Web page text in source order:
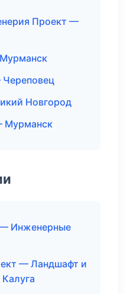
Проект —
Новгород
Мурманск
Инженерные
— Ландшафт и